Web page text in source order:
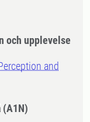
och upplevelse
and
(A1N)